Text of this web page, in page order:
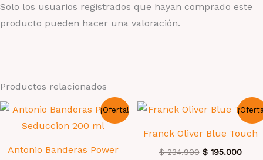
Solo los usuarios registrados que hayan comprado este
producto pueden hacer una valoración.
Productos relacionados
¡Oferta!
Antonio Banderas Power
Franck Oliver Blue Touch
$234.900 El
$195.000El